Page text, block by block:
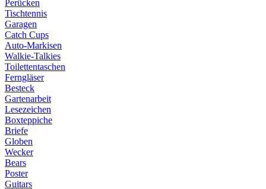
Perücken
Tischtennis
Garagen
Catch Cups
Auto-Markisen
Walkie-Talkies
Toilettentaschen
Ferngläser
Besteck
Gartenarbeit
Lesezeichen
Boxteppiche
Briefe
Globen
Wecker
Bears
Poster
Guitars